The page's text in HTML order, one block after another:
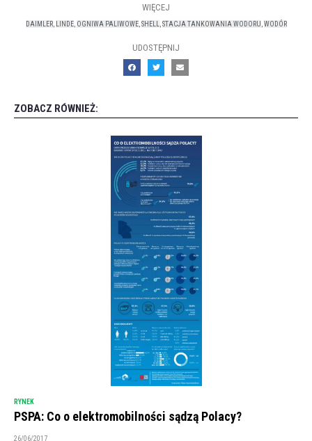
WIĘCEJ
DAIMLER, LINDE, OGNIWA PALIWOWE, SHELL STACJA TANKOWANIA WODORU WODÓR
UDOSTĘPNIJ
ZOBACZ RÓWNIEŻ:
RYNEK
PSPA: Co o elektromobilności sądzą Polacy?
26/06/2017